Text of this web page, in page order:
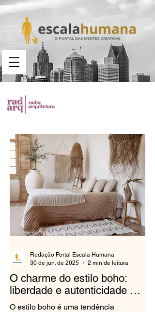
Busca no portal
O charme do estilo boho:
liberdade e autenticidade na
decoração
O estilo boho é uma tendência
Redação Portal Escala Humana
30 de jun. de 2025
2 min de leitura